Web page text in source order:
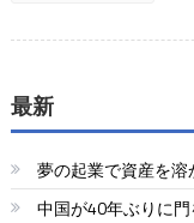
最新
夢の起業で資産を溶
中国が40年ぶりに